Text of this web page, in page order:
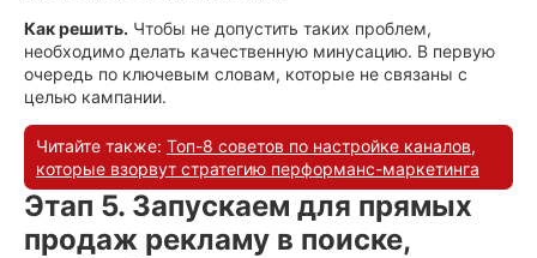
Как решить. Чтобы не допустить таких проблем,
необходимо делать качественную минусацию. В первую
очередь по ключевым словам, которые не связаны с
целью кампании.
Читайте также: Топ-8 советов по настройке каналов,
которые взорвут стратегию перформанс-маркетинга
Этап 5. Запускаем для прямых
продаж рекламу в поиске,